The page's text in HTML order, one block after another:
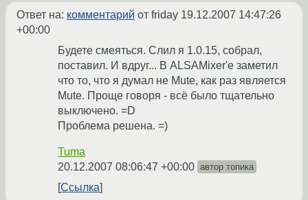
Ответ на: комментарий от friday 19.12.2007 14:47:26
+00:00
Будете смеяться. Слил я 1.0.15, собрал,
поставил. И вдруг... В ALSAMixer'е заметил
что то, что я думал не Mute, как раз является
Mute. Проще говоря - всё было тщательно
выключено. =D
Проблема решена. =)
Tuma
20.12.2007 08:06:47 +00:00 автор топика
Ссылка